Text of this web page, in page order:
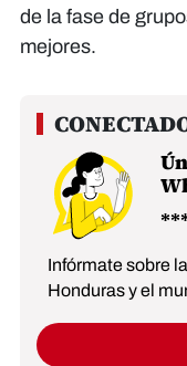
de la fase de
mejores.
Infórmate sobre
Honduras y el